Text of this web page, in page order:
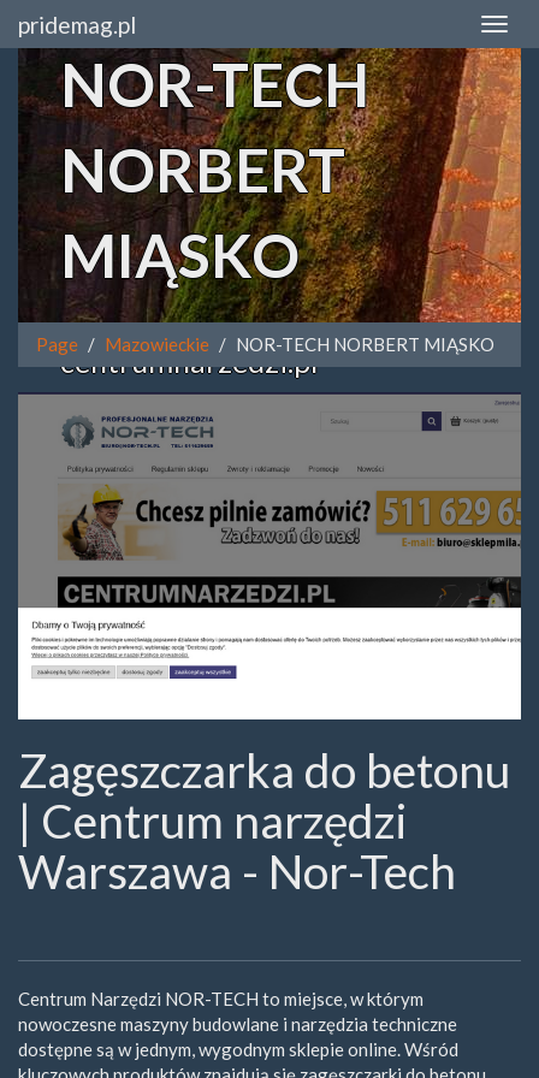
pridemag.pl
NOR-TECH
NORBERT
MIĄSKO
centrumnarzedzi.pl
Page Mazowieckie NOR-TECH NORBERT MIĄSKO
Zagęszczarka do betonu
| Centrum narzędzi
Warszawa - Nor-Tech
Centrum Narzędzi NOR-TECH to miejsce, w którym
nowoczesne maszyny budowlane i narzędzia techniczne
dostępne są w jednym, wygodnym sklepie online. Wśród